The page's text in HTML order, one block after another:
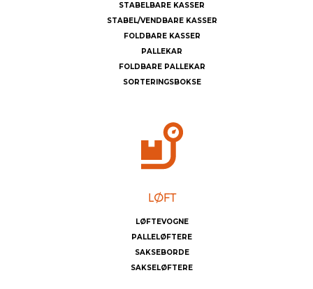
STABELBARE KASSER
STABEL/VENDBARE KASSER
FOLDBARE KASSER
PALLEKAR
FOLDBARE PALLEKAR
SORTERINGSBOKSE
LØFTEVOGNE
PALLELØFTERE
SAKSEBORDE
SAKSELØFTERE